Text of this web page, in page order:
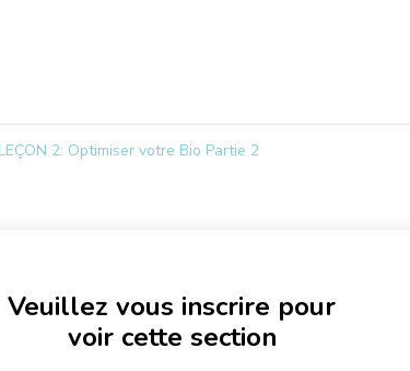
LEÇON 2: Optimiser votre Bio Partie 2
Veuillez vous inscrire pour
voir cette section